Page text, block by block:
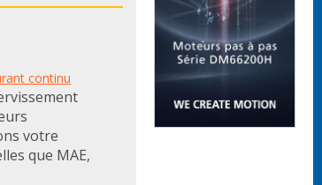
continu
votre
que MAE,